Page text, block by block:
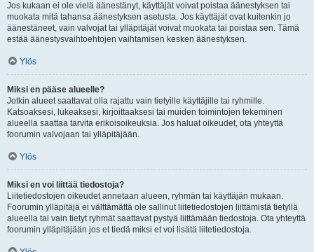
Jos kukaan ei ole vielä äänestänyt, käyttäjät voivat poistaa äänestyksen tai
muokata mitä tahansa äänestyksen asetusta. Jos käyttäjät ovat kuitenkin jo
äänestäneet, vain valvojat tai ylläpitäjät voivat muokata tai poistaa sen. Tämä
estää äänestysvaihtoehtojen vaihtamisen kesken äänestyksen.
Ylös
Miksi en pääse alueelle?
Jotkin alueet saattavat olla rajattu vain tietyille käyttäjille tai ryhmille.
Katsoaksesi, lukeaksesi, kirjoittaaksesi tai muiden toimintojen tekeminen
alueella saattaa tarvita erikoisoikeuksia. Jos haluat oikeudet, ota yhteyttä
foorumin valvojaan tai ylläpitäjään.
Ylös
Miksi en voi liittää tiedostoja?
Liitetiedostojen oikeudet annetaan alueen, ryhmän tai käyttäjän mukaan.
Foorumin ylläpitäjä ei välttämättä ole sallinut liitetiedostojen liittämistä tietyllä
alueella tai vain tietyt ryhmät saattavat pystyä liittämään tiedostoja. Ota yhteyttä
foorumin ylläpitäjään jos et tiedä miksi et voi lisätä liitetiedostoja.